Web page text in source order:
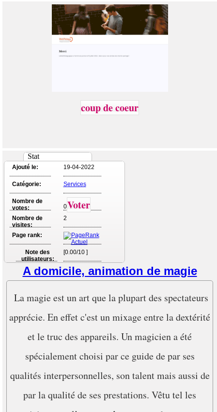
coup de coeur
Stat
Ajouté le: 19-04-2022
Catégorie: Services
Nombre de
votes:
0Voter
Nombre de
visites:
2
Page rank:
Note des
utilisateurs:
[0.00/10 ]
A domicile, animation de magie
La magie est un art que la plupart des spectateurs
apprécie. En effet c'est un mixage entre la dextérité
et le truc des appareils. Un magicien a été
spécialement choisi par ce guide de par ses
qualités interpersonnelles, son talent mais aussi de
par la qualité de ses prestations. Vêtu tel les